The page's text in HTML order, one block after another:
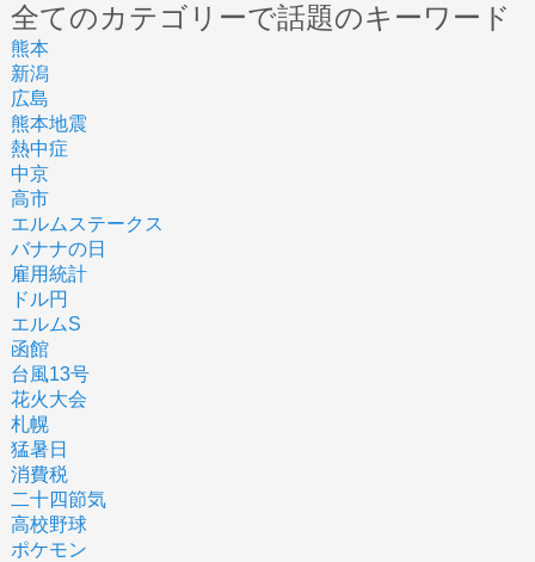
全てのカテゴリーで話題のキーワード
熊本
新潟
広島
熊本地震
熱中症
中京
高市
エルムステークス
バナナの日
雇用統計
ドル円
エルムS
函館
台風13号
花火大会
札幌
猛暑日
消費税
二十四節気
高校野球
ポケモン